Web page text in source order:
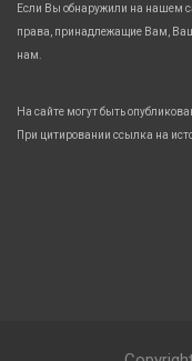
Если Вы обнаружили на нашем
права, принадлежащие Вам,
нам.
На сайте могут быть
При цитировании ссылка на